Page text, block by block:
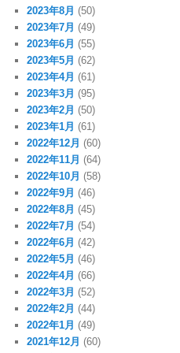
2023年8月 (50)
2023年7月 (49)
2023年6月 (55)
2023年5月 (62)
2023年4月 (61)
2023年3月 (95)
2023年2月 (50)
2023年1月 (61)
2022年12月 (60)
2022年11月 (64)
2022年10月 (58)
2022年9月 (46)
2022年8月 (45)
2022年7月 (54)
2022年6月 (42)
2022年5月 (46)
2022年4月 (66)
2022年3月 (52)
2022年2月 (44)
2022年1月 (49)
2021年12月 (60)